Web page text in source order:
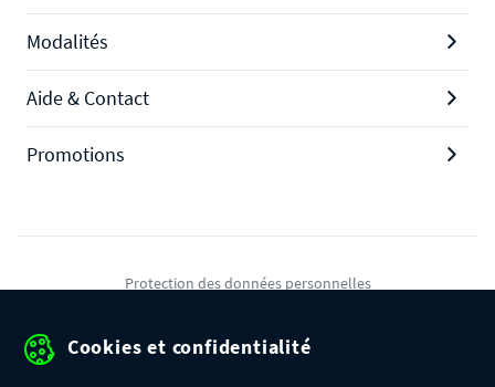
Modalités
Aide & Contact
Promotions
Protection des données personnelles
Cookies et confidentialité